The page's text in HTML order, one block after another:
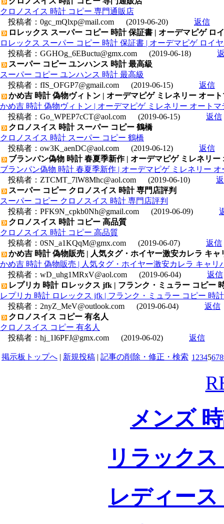
クロノスイス 時計 コピー 専門通販店
投稿者： 0gc_mQlxp@mail.com (2019-06-20)
返信
ロレックス スーパー コピー 時計 保証書 | オーデマピゲ ロ
ロレックス スーパー コピー 時計 保証書 | オーデマピゲ ロイ
投稿者： GGHOg_6EBuctu@gmx.com (2019-06-18)
スーパー コピー ユンハンス 時計 最高級
スーパー コピー ユンハンス 時計 最高級
投稿者： fIS_OFGP7@gmail.com (2019-06-15)
返信
かめ吉 時計 偽物ヴィトン | オーデマピゲ ミレネリー オート
かめ吉 時計 偽物ヴィトン | オーデマピゲ ミレネリー オートマ
投稿者： Go_WPEP7cCT@aol.com (2019-06-15)
返信
クロノスイス 時計 スーパー コピー 鶴橋
クロノスイス 時計 スーパー コピー 鶴橋
投稿者： ow3K_aenDC@aol.com (2019-06-12)
返信
ブランパン偽物 時計 春夏季新作 | オーデマピゲ ミレネリー
ブランパン偽物 時計 春夏季新作 | オーデマピゲ ミレネリー オ
投稿者： ZTCMT_7lW8Mhc@aol.com (2019-06-10)
スーパー コピー クロノスイス 時計 専門店評判
スーパー コピー クロノスイス 時計 専門店評判
投稿者： PFK9N_cpkb0Nh@gmail.com (2019-06-09)
クロノスイス 時計 コピー 高品質
クロノスイス 時計 コピー 高品質
投稿者： 0SN_a1KQqM@gmx.com (2019-06-07)
返信
かめ吉 時計 偽物販売 | 人気タグ・ホイヤー激安カレラ キ
かめ吉 時計 偽物販売 | 人気タグ・ホイヤー激安カレラ キャリ
投稿者： wD_uhg1MRxV@aol.com (2019-06-04)
返信
レプリカ 時計 ロレックス jfk | フランク・ミュラー コピー
レプリカ 時計 ロレックス jfk | フランク・ミュラー コピー 時
投稿者： 2nyZ_MeV@outlook.com (2019-06-04)
返信
クロノスイス コピー 有名人
クロノスイス コピー 有名人
投稿者： hj_1l6PFJ@gmx.com (2019-06-02) 返信
掲示板トップへ | 新規投稿 | 記事の削除・修正・検索 1 2345678
メンズ
リラック
レディー